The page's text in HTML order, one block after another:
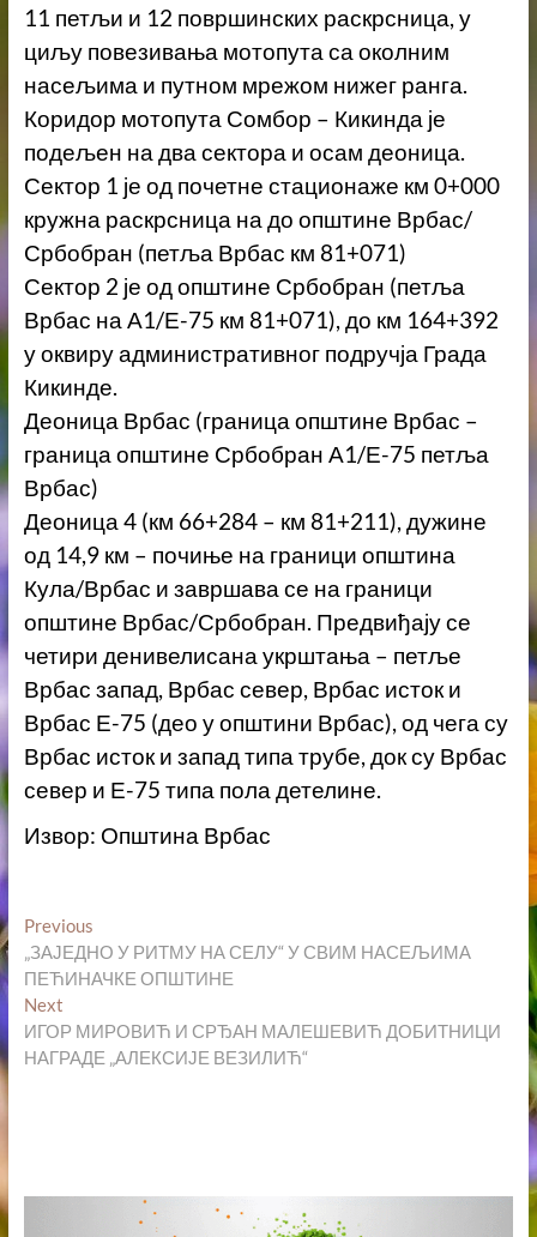
11 петљи и 12 површинских раскрсница, у
циљу повезивања мотопута са околним
насељима и путном мрежом нижег ранга.
Коридор мотопута Сомбор – Кикинда је
подељен на два сектора и осам деоница.
Сектор 1 је од почетне стационаже км 0+000
кружна раскрсница на до општине Врбас/
Србобран (петља Врбас км 81+071)
Сектор 2 је од општине Србобран (петља
Врбас на А1/Е-75 км 81+071), до км 164+392
у оквиру административног подручја Града
Кикинде.
Деоница Врбас (граница општине Врбас –
граница општине Србобран А1/Е-75 петља
Врбас)
Деоница 4 (км 66+284 – км 81+211), дужине
од 14,9 км – почиње на граници општина
Кула/Врбас и завршава се на граници
општине Врбас/Србобран. Предвиђају се
четири денивелисана укрштања – петље
Врбас запад, Врбас север, Врбас исток и
Врбас Е-75 (део у општини Врбас), од чега су
Врбас исток и запад типа трубе, док су Врбас
север и Е-75 типа пола детелине.
Извор: Општина Врбас
Кретање
чланка
PreviousPrevious
post:
„ЗАЈЕДНО У РИТМУ НА СЕЛУ“ У СВИМ НАСЕЉИМА
ПЕЋИНАЧКЕ ОПШТИНЕ
NextNext
post:
ИГОР МИРОВИЋ И СРЂАН МАЛЕШЕВИЋ ДОБИТНИЦИ
НАГРАДЕ „АЛЕКСИЈЕ ВЕЗИЛИЋ“